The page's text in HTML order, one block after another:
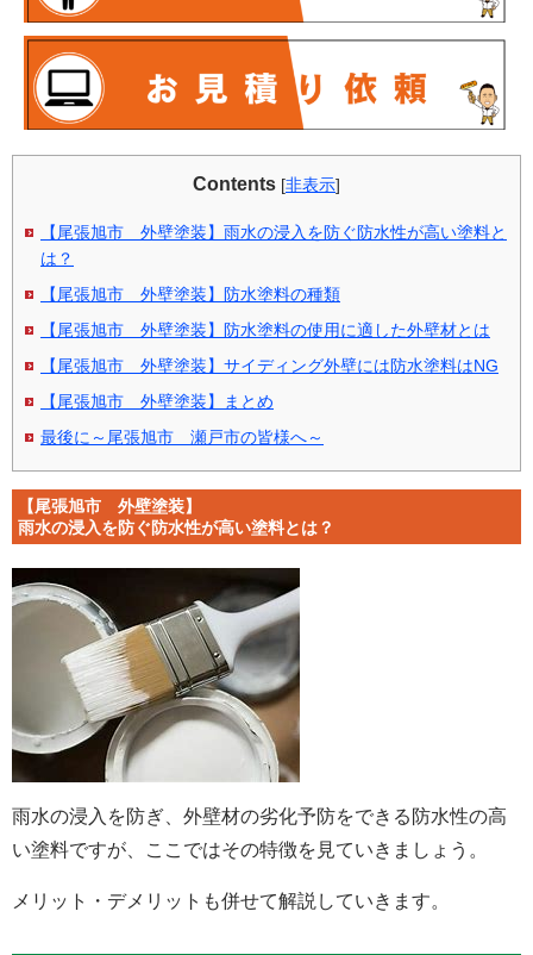
Contents [非表示]
【尾張旭市 外壁塗装】雨水の浸入を防ぐ防水性が高い塗料と
は？
【尾張旭市 外壁塗装】防水塗料の種類
【尾張旭市 外壁塗装】防水塗料の使用に適した外壁材とは
【尾張旭市 外壁塗装】サイディング外壁には防水塗料はNG
【尾張旭市 外壁塗装】まとめ
最後に～尾張旭市 瀬戸市の皆様へ～
【尾張旭市 外壁塗装】
雨水の浸入を防ぐ防水性が高い塗料とは？
雨水の浸入を防ぎ、外壁材の劣化予防をできる防水性の高
い塗料ですが、ここではその特徴を見ていきましょう。
メリット・デメリットも併せて解説していきます。